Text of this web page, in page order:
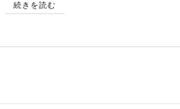
続きを読む